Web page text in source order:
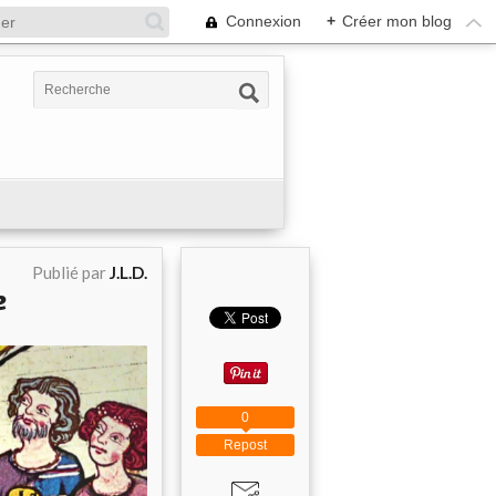
Connexion + Créer mon blog
Publié parJ.L.D.
Repost
0